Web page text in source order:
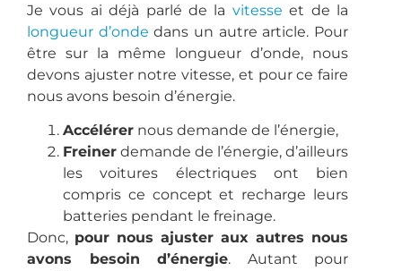
Je vous ai déjà parlé de la vitesse et de la
longueur d’onde dans un autre article. Pour
être sur la même longueur d’onde, nous
devons ajuster notre vitesse, et pour ce faire
nous avons besoin d’énergie.
Accélérer nous demande de l’énergie,
Freiner demande de l’énergie, d’ailleurs
les voitures électriques ont bien
compris ce concept et recharge leurs
batteries pendant le freinage.
Donc, pour nous ajuster aux autres nous
avons besoin d’énergie. Autant pour